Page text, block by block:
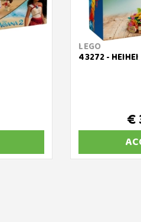
LEGO
43272 - HEIHEI
€